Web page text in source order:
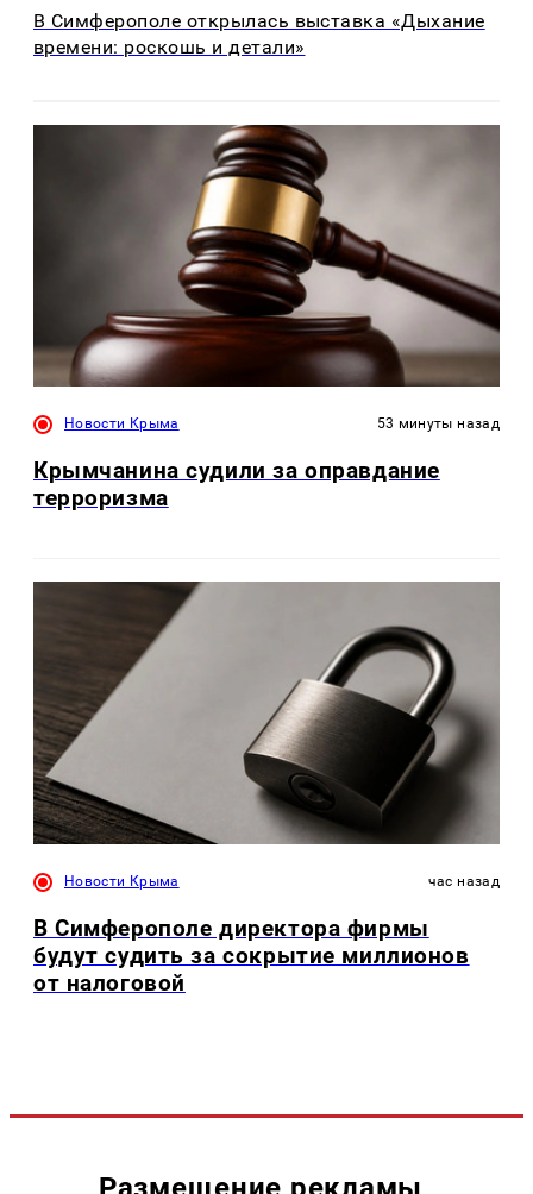
В Симферополе открылась выставка «Дыхание
времени: роскошь и детали»
Новости Крыма 53 минуты назад
Крымчанина судили за оправдание
терроризма
Новости Крыма час назад
В Симферополе директора фирмы
будут судить за сокрытие миллионов
от налоговой